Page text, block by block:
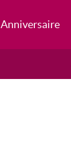
Anniversaire